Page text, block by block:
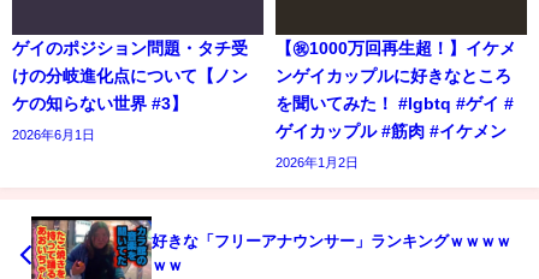
ゲイのポジション問題・タチ受
けの分岐進化点について【ノン
ケの知らない世界 #3】
2026年6月1日
【㊗️1000万回再生超！】イケメ
ンゲイカップルに好きなところ
を聞いてみた！ #lgbtq #ゲイ #
ゲイカップル #筋肉 #イケメン
2026年1月2日
好きな「フリーアナウンサー」ランキングｗｗｗｗ
ｗｗ